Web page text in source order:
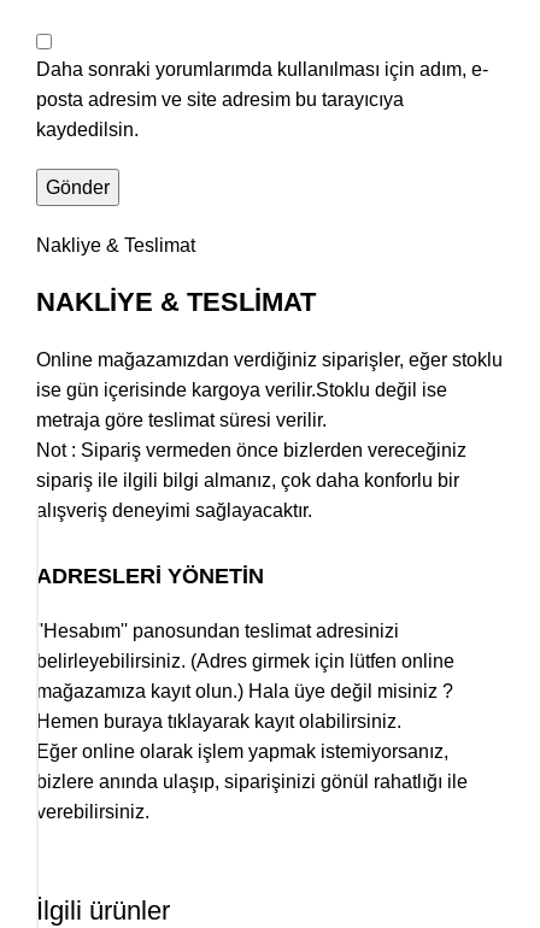
Daha sonraki yorumlarımda kullanılması için adım, e-
posta adresim ve site adresim bu tarayıcıya
kaydedilsin.
Nakliye & Teslimat
NAKLİYE & TESLİMAT
Online mağazamızdan verdiğiniz siparişler, eğer stoklu
ise gün içerisinde kargoya verilir.Stoklu değil ise
metraja göre teslimat süresi verilir.
Not : Sipariş vermeden önce bizlerden vereceğiniz
sipariş ile ilgili bilgi almanız, çok daha konforlu bir
alışveriş deneyimi sağlayacaktır.
ADRESLERİ YÖNETİN
''Hesabım'' panosundan teslimat adresinizi
belirleyebilirsiniz. (Adres girmek için lütfen online
mağazamıza kayıt olun.) Hala üye değil misiniz ?
Hemen buraya tıklayarak kayıt olabilirsiniz.
Eğer online olarak işlem yapmak istemiyorsanız,
bizlere anında ulaşıp, siparişinizi gönül rahatlığı ile
verebilirsiniz.
İlgili ürünler